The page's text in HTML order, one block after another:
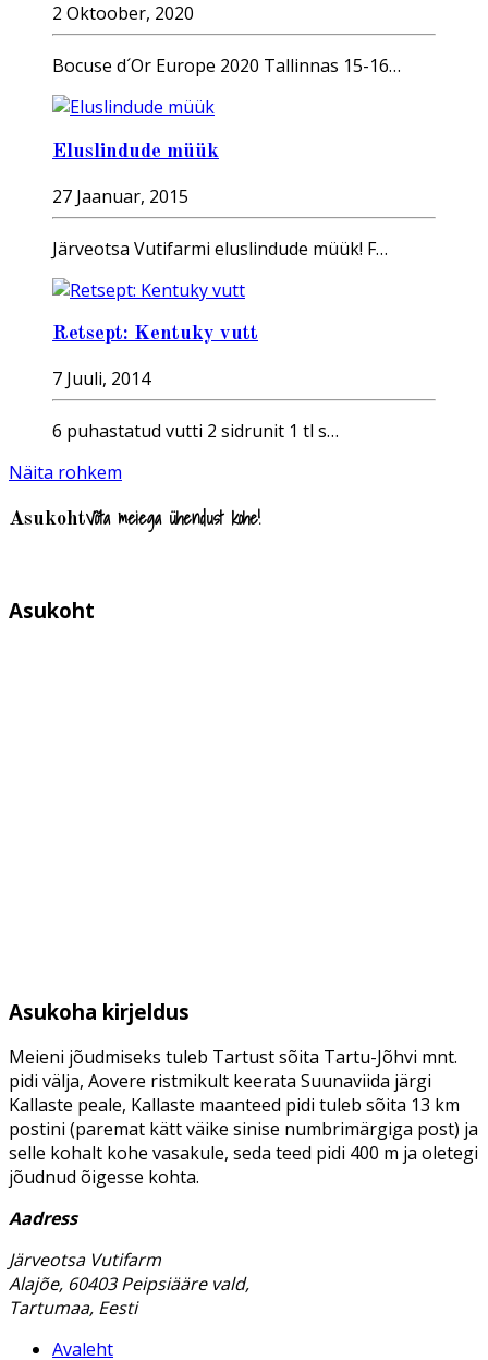
2 Oktoober, 2020
Bocuse d´Or Europe 2020 Tallinnas 15-16…
Eluslindude müük
27 Jaanuar, 2015
Järveotsa Vutifarmi eluslindude müük! F…
Retsept: Kentuky vutt
7 Juuli, 2014
6 puhastatud vutti 2 sidrunit 1 tl s…
Näita rohkem
AsukohtVõta meiega ühendust kohe!
Asukoht
Asukoha kirjeldus
Meieni jõudmiseks tuleb Tartust sõita Tartu-Jõhvi mnt.
pidi välja, Aovere ristmikult keerata Suunaviida järgi
Kallaste peale, Kallaste maanteed pidi tuleb sõita 13 km
postini (paremat kätt väike sinise numbrimärgiga post) ja
selle kohalt kohe vasakule, seda teed pidi 400 m ja oletegi
jõudnud õigesse kohta.
Aadress
Järveotsa Vutifarm
Alajõe, 60403 Peipsiääre vald,
Tartumaa, Eesti
Avaleht